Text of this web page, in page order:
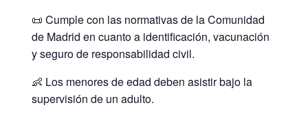
📜 Cumple con las normativas de la Comunidad
de Madrid en cuanto a identificación, vacunación
y seguro de responsabilidad civil.
👶 Los menores de edad deben asistir bajo la
supervisión de un adulto.